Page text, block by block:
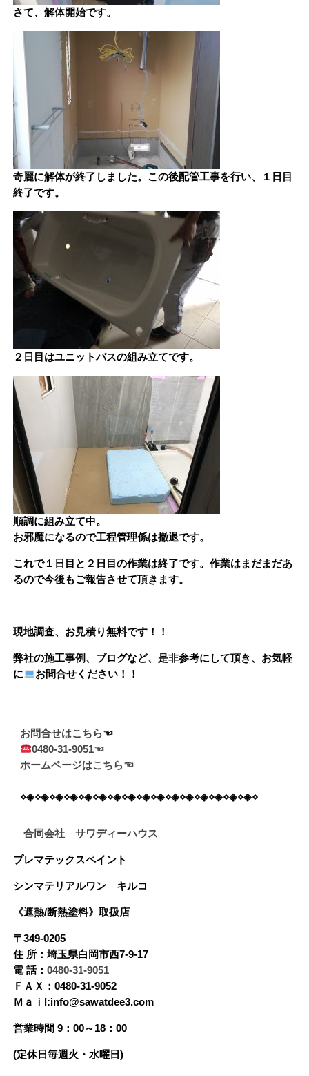
さて、解体開始です。
奇麗に解体が終了しました。この後配管工事を行い、１日目
終了です。
２日目はユニットバスの組み立てです。
順調に組み立て中。
お邪魔になるので工程管理係は撤退です。
これで１日目と２日目の作業は終了です。作業はまだまだあ
るので今後もご報告させて頂きます。
現地調査、お見積り無料です！！
弊社の施工事例、ブログなど、是非参考にして頂き、お気軽
に
お問合せください！！
お問合せはこちら
0480-31-9051☜
ホームページはこちら☜
⋄◈⋄◈⋄◈⋄◈⋄◈⋄◈⋄◈⋄◈⋄◈⋄◈⋄◈⋄◈⋄◈⋄◈⋄◈⋄◈⋄
合同会社 サワディーハウス
プレマテックスペイント
シンマテリアルワン キルコ
《遮熱/断熱塗料》 取扱店
〒349-0205
住 所：埼玉県白岡市西7-9-17
電 話： 0480-31-9051
ＦＡＸ：0480-31-9052
Ｍａｉl:info@sawatdee3.com
営業時間 9：00～18：00
(定休日毎週火・水曜日)